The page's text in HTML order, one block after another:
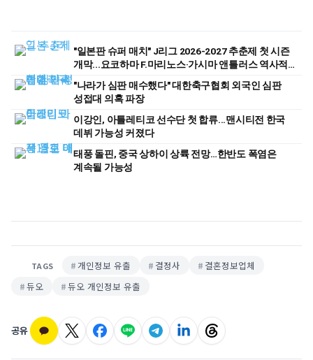
"일본판 슈퍼 매치" J리그 2026-2027 추춘제 첫 시즌
개막...요코하마 F.마리노스·가시마 앤틀러스 역사적
"나라가 심판 매수했다" 대한축구협회 외국인 심판
성접대 의혹 파장
이강인, 아틀레티코 선수단 첫 합류...맨시티전 한국
데뷔 가능성 커졌다
태풍 돌핀, 중국 상하이 상륙 전망…한반도 폭염은
계속될 가능성
TAGS 개인정보 유출 결정사
결혼정보업체
듀오
듀오 개인정보 유출
공유